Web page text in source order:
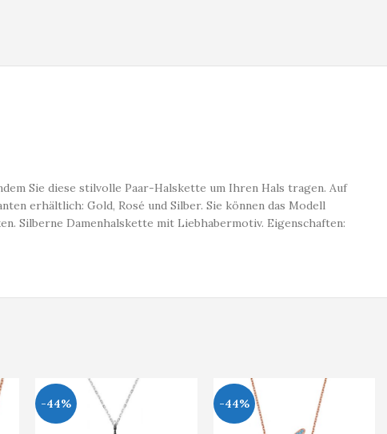
Sie diese stilvolle Paar-Halskette um Ihren Hals tragen. Auf
erhältlich: Gold, Rosé und Silber. Sie können das Modell
Silberne Damenhalskette mit Liebhabermotiv. Eigenschaften:
-44% -44%